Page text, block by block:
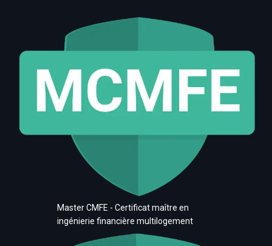
Master CMFE - Certificat maître en
ingénierie financière multilogement